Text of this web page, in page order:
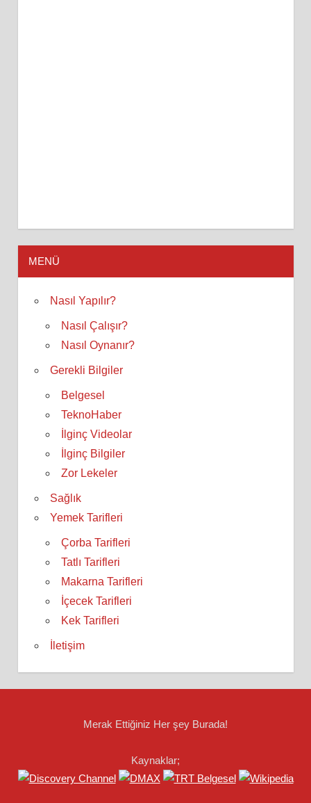
MENÜ
Nasıl Yapılır?
Nasıl Çalışır?
Nasıl Oynanır?
Gerekli Bilgiler
Belgesel
TeknoHaber
İlginç Videolar
İlginç Bilgiler
Zor Lekeler
Sağlık
Yemek Tarifleri
Çorba Tarifleri
Tatlı Tarifleri
Makarna Tarifleri
İçecek Tarifleri
Kek Tarifleri
İletişim
Merak Ettiğiniz Her şey Burada!
Kaynaklar;